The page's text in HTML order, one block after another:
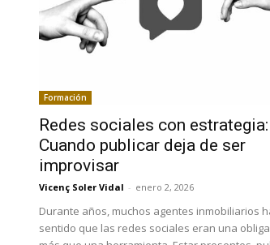
Formación
Redes sociales con estrategia:
Cuando publicar deja de ser
improvisar
Vicenç Soler Vidal - enero 2, 2026
Durante años, muchos agentes inmobiliarios
sentido que las redes sociales eran una